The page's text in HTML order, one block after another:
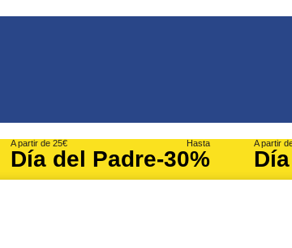
A partir de 25€
Día del Padre
Hasta
-30%
A partir